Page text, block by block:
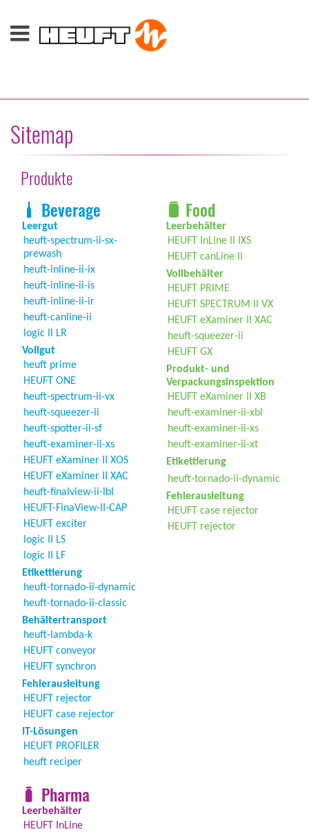
Sitemap
Produkte
Beverage
Leergut
heuft-spectrum-ii-sx-
prewash
heuft-inline-ii-ix
heuft-inline-ii-is
heuft-inline-ii-ir
heuft-canline-ii
logic II LR
Vollgut
heuft prime
HEUFT ONE
heuft-spectrum-ii-vx
heuft-squeezer-ii
heuft-spotter-ii-sf
heuft-examiner-ii-xs
HEUFT eXaminer II XOS
HEUFT eXaminer II XAC
heuft-finalview-ii-lbl
HEUFT-FinaView-II-CAP
HEUFT exciter
logic II LS
logic II LF
Etikettierung
heuft-tornado-ii-dynamic
heuft-tornado-ii-classic
Behältertransport
heuft-lambda-k
HEUFT conveyor
HEUFT synchron
Fehlerausleitung
HEUFT rejector
HEUFT case rejector
IT-Lösungen
HEUFT PROFILER
heuft reciper
Food
Leerbehälter
HEUFT InLine II IXS
HEUFT canLine II
Vollbehälter
HEUFT PRIME
HEUFT SPECTRUM II VX
HEUFT eXaminer II XAC
heuft-squeezer-ii
HEUFT GX
Produkt- und
Verpackungsinspektion
HEUFT eXaminer II XB
heuft-examiner-ii-xbl
heuft-examiner-ii-xs
heuft-examiner-ii-xt
Etikettierung
heuft-tornado-ii-dynamic
Fehlerausleitung
HEUFT case rejector
HEUFT rejector
Pharma
Leerbehälter
HEUFT InLine